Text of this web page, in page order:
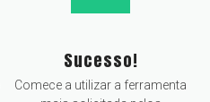
Sucesso!
Comece a utilizar a ferramenta